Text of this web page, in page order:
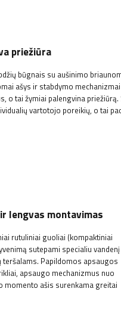
priežiūra
būgnais su aušinimo
ašys ir stabdymo
o tai žymiai palengvina
vartotojo poreikių, o tai
lengvas montavimas
rutuliniai guoliai (kompaktiniai
sutepami specialiu vandenį
teršalams. Papildomos apsaugos
apsaugo mechanizmus nuo
momento ašis surenkama greitai